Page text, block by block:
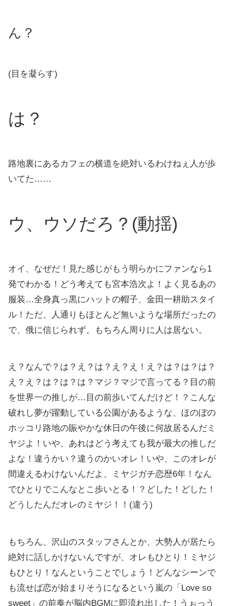
ん？
(目を凝らす)
は？
路地裏にあるカフェの横道を絶対いるわけねぇ人が歩
いてた……
ウ、ウソだろ？(動揺)
オイ、なぜだ！見た感じがもう明らかにファンなら1
発でわかる！どう考えても宮本浩次よ！よく見るあの
服装…全身真っ黒にハットの帽子、金田一耕助スタイ
ル！ただ、人通りもほとんど無いような場所だったの
で、俄に信じられず。もちろん周りに人は居ない。
え？なんで？は？え？は？え？え！え？は？は？は？
え？え？は？は？は？マジ？マジで言ってる？目の前
を世界一の推しが…目の前歩いてんだけど！？こんな
破れし夢が躍動している公園があるような、ほのぼの
ホッコリ路地の賑やかな休日の午後に何故居るんだミ
ヤジよ！いや、あれはどう考えても我が最大の推しだ
よな！違うかい？違うのかいオレ！いや、このオレが
間違えるわけないんだよ、ミヤジガチ恋歴6年！なん
でひとりでこんなとこ歩いとる！？どした！どした！
どうしたんだオレのミヤジ！！(違う)
もちろん、沢山のスタッフさんとか、大勢人が居たら
絶対に話しかけないんですが、オレもひとり！ミヤジ
もひとり！なんということでしょう！どんなシーンで
も流せば恋が始まりそうになるという嵐の「Love so
sweet」の前奏が脳内BGMに即流れ出した！うぉっう